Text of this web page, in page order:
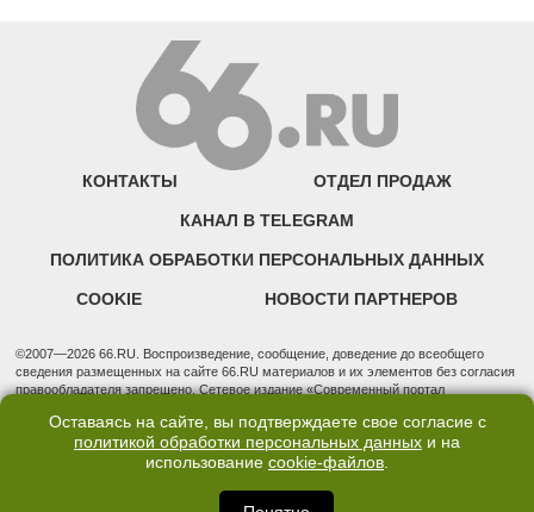
КОНТАКТЫ ОТДЕЛ ПРОДАЖ
КАНАЛ В TELEGRAM
ПОЛИТИКА ОБРАБОТКИ ПЕРСОНАЛЬНЫХ ДАННЫХ
COOKIE НОВОСТИ ПАРТНЕРОВ
©2007—2026 66.RU. Воспроизведение, сообщение, доведение до всеобщего
сведения размещенных на сайте 66.RU материалов и их элементов без согласия
правообладателя запрещено. Сетевое издание «Современный портал
надзору в сфере связи, информационных технологий и массовых коммуникаций
(Роскомнадзор). Регистрационный номер ЭЛ № ФС 77 - 76634 от 02.09.2019
Учредитель: Общество с ограниченной ответственностью "66.ру". Юридический
3, оф. 7015 Фактический адрес редакции и отдела продаж: 620014, Свердловская
Оставаясь на сайте, вы подтверждаете свое согласие с
политикой обработки персональных данных и на
использование cookie-файлов.